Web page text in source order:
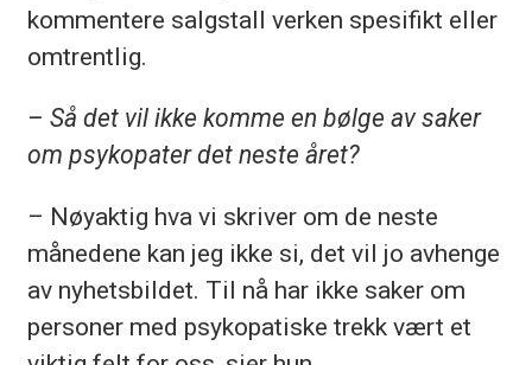
kommentere salgstall verken spesifikt eller
omtrentlig.
– Så det vil ikke komme en bølge av saker
om psykopater det neste året?
– Nøyaktig hva vi skriver om de neste
månedene kan jeg ikke si, det vil jo avhenge
av nyhetsbildet. Til nå har ikke saker om
personer med psykopatiske trekk vært et